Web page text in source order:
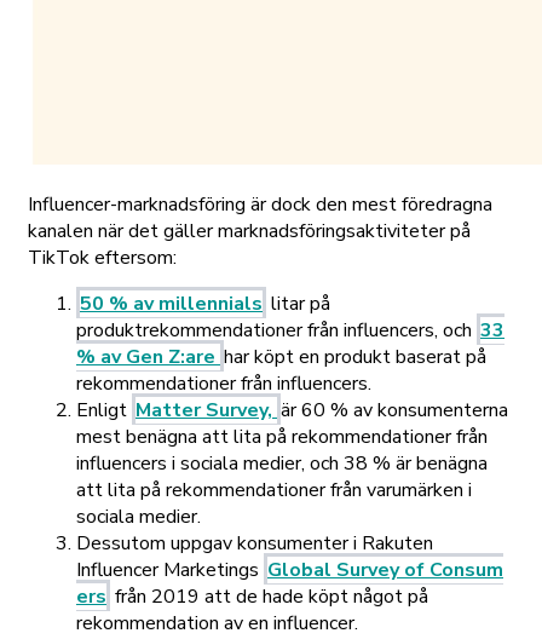
Influencer-marknadsföring är dock den mest föredragna
kanalen när det gäller marknadsföringsaktiviteter på
TikTok eftersom:
50 % av millennials litar på
produktrekommendationer från influencers, och 33
% av Gen Z:are har köpt en produkt baserat på
rekommendationer från influencers.
Enligt Matter Survey, är 60 % av konsumenterna
mest benägna att lita på rekommendationer från
influencers i sociala medier, och 38 % är benägna
att lita på rekommendationer från varumärken i
sociala medier.
Dessutom uppgav konsumenter i Rakuten
Influencer Marketings Global Survey of Consum
ers från 2019 att de hade köpt något på
rekommendation av en influencer.